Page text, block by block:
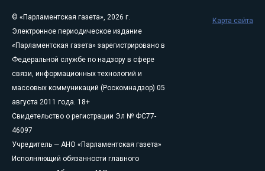
© «Парламентская газета», 2026 г.
Электронное периодическое издание
«Парламентская газета» зарегистрировано в
Федеральной службе по надзору в сфере
связи, информационных технологий и
массовых коммуникаций (Роскомнадзор) 05
августа 2011 года. 18+
Свидетельство о регистрации Эл № ФС77-
46097
Учредитель — АНО «Парламентская газета»
Исполняющий обязанности главного
Карта сайта